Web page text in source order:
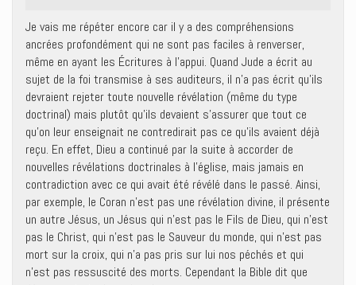
Je vais me répéter encore car il y a des compréhensions
ancrées profondément qui ne sont pas faciles à renverser,
même en ayant les Écritures à l’appui. Quand Jude a écrit au
sujet de la foi transmise à ses auditeurs, il n’a pas écrit qu’ils
devraient rejeter toute nouvelle révélation (même du type
doctrinal) mais plutôt qu’ils devaient s’assurer que tout ce
qu’on leur enseignait ne contredirait pas ce qu’ils avaient déjà
reçu. En effet, Dieu a continué par la suite à accorder de
nouvelles révélations doctrinales à l’église, mais jamais en
contradiction avec ce qui avait été révélé dans le passé. Ainsi,
par exemple, le Coran n’est pas une révélation divine, il présente
un autre Jésus, un Jésus qui n’est pas le Fils de Dieu, qui n’est
pas le Christ, qui n’est pas le Sauveur du monde, qui n’est pas
mort sur la croix, qui n’a pas pris sur lui nos péchés et qui
n’est pas ressuscité des morts. Cependant la Bible dit que